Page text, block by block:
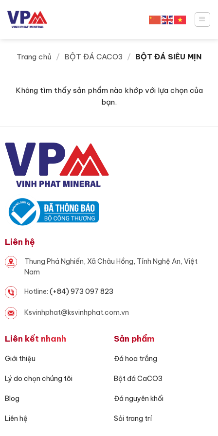
content
Trang chủ / BỘT ĐÁ CACO3 / BỘT ĐÁ SIÊU MỊN
Không tìm thấy sản phẩm nào khớp với lựa chọn của
bạn.
Liên hệ
Thung Phá Nghiến, Xã Châu Hồng, Tỉnh Nghệ An, Việt
Nam
Hotline: (+84) 973 097 823
Ksvinhphat@ksvinhphat.com.vn
Liên kết nhanh
Giới thiệu
Lý do chọn chúng tôi
Blog
Liên hệ
Sản phẩm
Đá hoa trắng
Bột đá CaCO3
Đá nguyên khối
Sỏi trang trí